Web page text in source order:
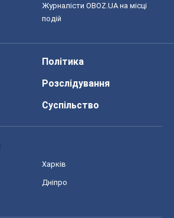
Журналісти OBOZ.UA на місці
подій
Політика
Розслідування
Суспільство
Харків
Дніпро